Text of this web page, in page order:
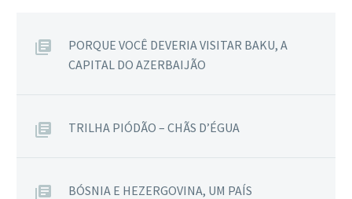
PORQUE VOCÊ DEVERIA VISITAR BAKU, A
CAPITAL DO AZERBAIJÃO
TRILHA PIÓDÃO – CHÃS D’ÉGUA
BÓSNIA E HEZERGOVINA, UM PAÍS